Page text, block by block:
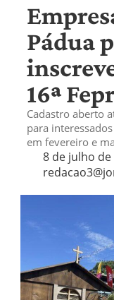
Pádua
16ª
Cadastro aberto
para
em fevereiro e
8 de julho de